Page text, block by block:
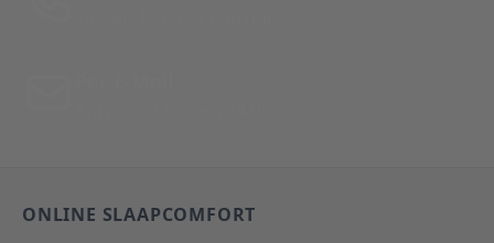
ONLINE SLAAPCOMFORT